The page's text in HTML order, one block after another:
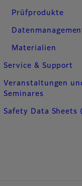
Prüfprodukte
Materialien
Service & Support
Veranstaltungen
Seminares
Safety Data Sheets